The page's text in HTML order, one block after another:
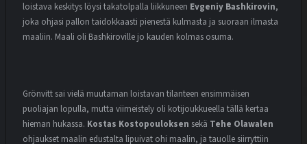
loistava keskitys löysi takatolpalla liikkuneen Evgeniy Bashkirovin,
joka ohjasi pallon taidokkaasti pienestä kulmasta ja suoraan ilmasta
maaliin. Maali oli Bashkiroville jo kauden kolmas osuma.
Grönvitt sai vielä muutaman loistavan tilanteen ensimmäisen
puoliajan lopulla, mutta viimeistely oli kotijoukkueella tällä kertaa
hieman hukassa. Kostas Kostopouloksen sekä Tehe Olawalen
ohjaukset maalin edustalta lipuivat ohi maalin, ja tauolle siirryttiin